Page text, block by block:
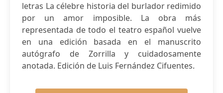
letras La célebre historia del burlador redimido
por un amor imposible. La obra más
representada de todo el teatro español vuelve
en una edición basada en el manuscrito
autógrafo de Zorrilla y cuidadosamente
anotada. Edición de Luis Fernández Cifuentes.